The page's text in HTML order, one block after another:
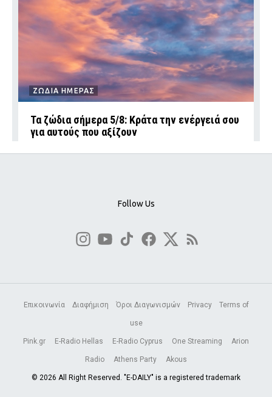
ΖΩΔΙΑ ΗΜΕΡΑΣ
Τα ζώδια σήμερα 5/8: Κράτα την ενέργειά σου
για αυτούς που αξίζουν
Follow Us
Επικοινωνία Διαφήμιση Όροι Διαγωνισμών Privacy Terms of
use
Pink.gr E-Radio Hellas E-Radio Cyprus One Streaming Arion
Radio Athens Party Akous
© 2026 All Right Reserved. "E-DAILY" is a registered trademark